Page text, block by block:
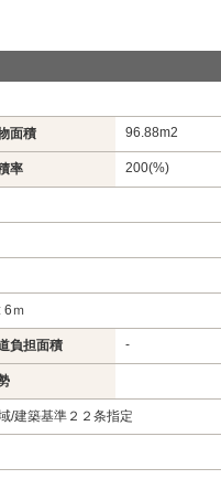
面積 96.88m2
率 200(%)
6ｍ
負担面積 -
/建築基準２２条指定